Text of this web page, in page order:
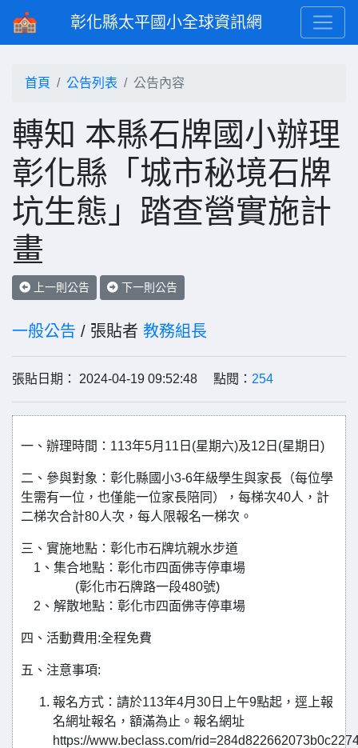
彰化縣太平國小全球資訊網
首頁 公告列表 公告內容
轉知 本縣石牌國小辦理
彰化縣「城市秘境石牌
坑生態」踏查營實施計
畫
上一則公告 下一則公告
一般公告 / 張貼者 教務組長
張貼日期： 2024-04-19 09:52:48 點閱： 254
一、辦理時間：113年5月11日(星期六)及12日(星期日)
二、參與對象：彰化縣國小3-6年級學生與家長（每位學
生需有一位，也僅能一位家長陪同），每梯次40人，計
二梯次合計80人次，每人限報名一梯次。
三、實施地點：彰化市石牌坑親水步道
1、集合地點：彰化市四面佛寺停車場
(彰化市石牌路一段480號)
2、解散地點：彰化市四面佛寺停車場
四、活動費用:全程免費
五、注意事項:
報名方式：請於113年4月30日上午9點起，逕上報
名網址報名，額滿為止。報名網址
https://www.beclass.com/